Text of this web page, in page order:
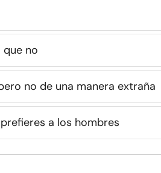
que no
no de una manera extraña
a los hombres